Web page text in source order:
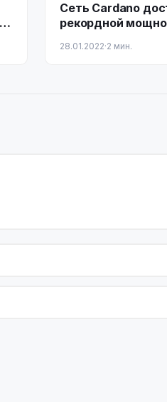
Сеть Cardano
рекордной
28.01.2022·2 мин.